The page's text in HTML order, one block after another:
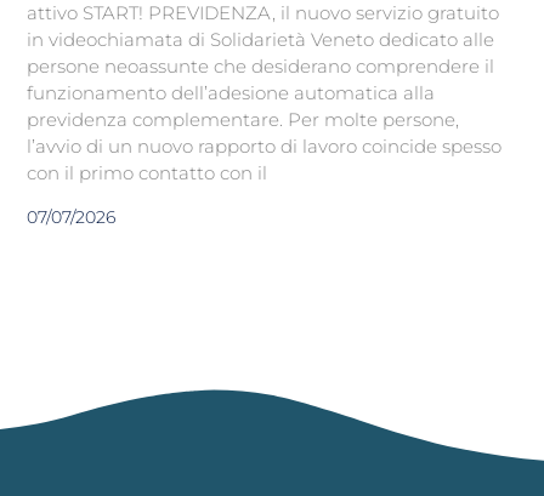
attivo START! PREVIDENZA, il nuovo servizio gratuito
in videochiamata di Solidarietà Veneto dedicato alle
persone neoassunte che desiderano comprendere il
funzionamento dell’adesione automatica alla
previdenza complementare. Per molte persone,
l’avvio di un nuovo rapporto di lavoro coincide spesso
con il primo contatto con il
07/07/2026